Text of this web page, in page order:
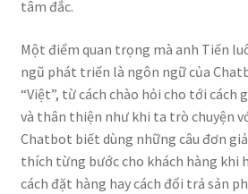
tâm đắc.
Một điểm quan trọng mà anh Tiến
ngũ phát triển là ngôn ngữ của
“Việt”, từ cách chào hỏi cho tới cách
và thân thiện như khi ta trò chuyện
Chatbot biết dùng những câu đơn
thích từng bước cho khách hàng khi
cách đặt hàng hay cách đổi trả sản